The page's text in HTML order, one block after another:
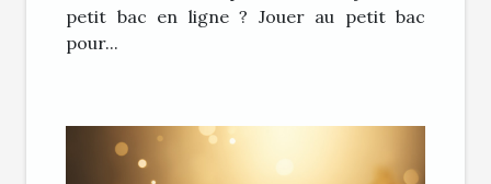
petit bac en ligne ? Jouer au petit bac
pour...